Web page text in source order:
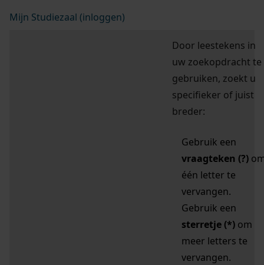
Mijn Studiezaal (inloggen)
Door leestekens in
uw zoekopdracht te
gebruiken, zoekt u
specifieker of juist
breder:
Gebruik een
vraagteken (?)
één letter te
vervangen.
Gebruik een
sterretje (*) om
meer letters te
vervangen.